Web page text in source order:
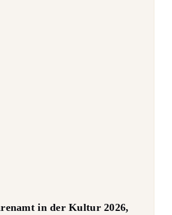
in der Kultur 2026,